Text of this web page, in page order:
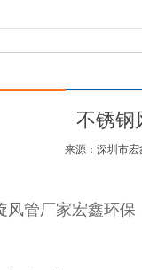
不锈钢
来源：深圳市
风管厂家宏鑫环保